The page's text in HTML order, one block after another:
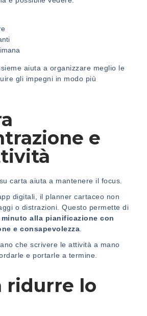
aiuta a organizzare meglio le
gli impegni in modo più
e
carta aiuta a mantenere il focus.
digitali, il planner cartaceo non
o distrazioni. Questo permette di
alla pianificazione con
e consapevolezza.
che scrivere le attività a mano
e portarle a termine.
ridurre lo